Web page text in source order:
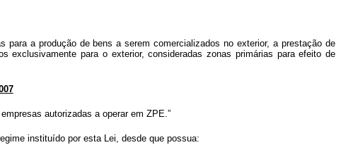
a produção de bens a serem comercializados no exterior, a prestação de
exclusivamente para o exterior, consideradas zonas primárias para efeito de
autorizadas a operar em ZPE.”
instituído por esta Lei, desde que possua: